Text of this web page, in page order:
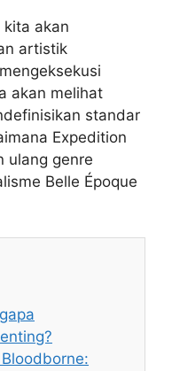
akan
artistik
akan melihat
standar
Expedition
ulang genre
Belle Époque